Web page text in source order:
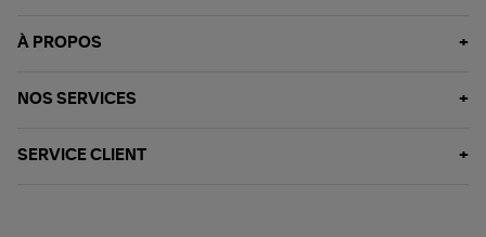
À PROPOS
NOS SERVICES
SERVICE CLIENT